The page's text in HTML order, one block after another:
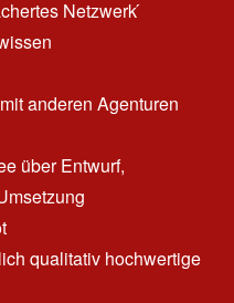
Netzwerk
anderen Agenturen
über Entwurf,
qualitativ hochwertige